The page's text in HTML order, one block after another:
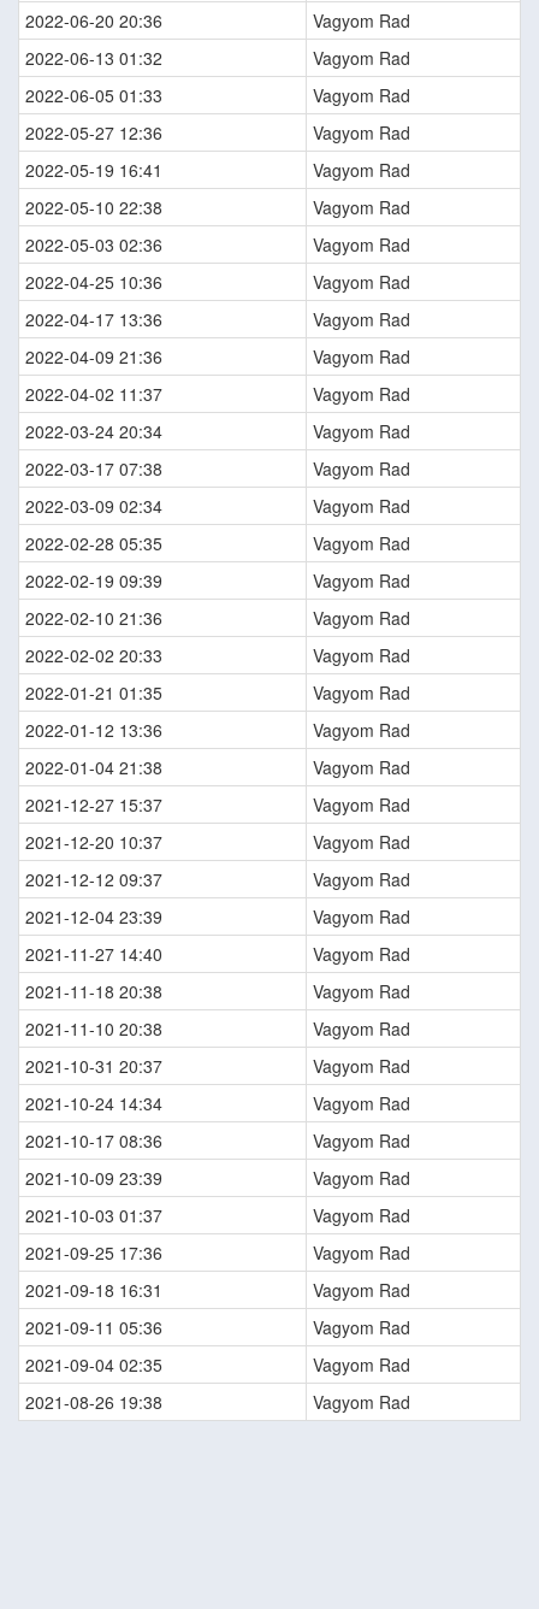
2022-06-20 20:36
Vagyom Rad
2022-06-13 01:32
Vagyom Rad
2022-06-05 01:33
Vagyom Rad
2022-05-27 12:36
Vagyom Rad
2022-05-19 16:41
Vagyom Rad
2022-05-10 22:38
Vagyom Rad
2022-05-03 02:36
Vagyom Rad
2022-04-25 10:36
Vagyom Rad
2022-04-17 13:36
Vagyom Rad
2022-04-09 21:36
Vagyom Rad
2022-04-02 11:37
Vagyom Rad
2022-03-24 20:34
Vagyom Rad
2022-03-17 07:38
Vagyom Rad
2022-03-09 02:34
Vagyom Rad
2022-02-28 05:35
Vagyom Rad
2022-02-19 09:39
Vagyom Rad
2022-02-10 21:36
Vagyom Rad
2022-02-02 20:33
Vagyom Rad
2022-01-21 01:35
Vagyom Rad
2022-01-12 13:36
Vagyom Rad
2022-01-04 21:38
Vagyom Rad
2021-12-27 15:37
Vagyom Rad
2021-12-20 10:37
Vagyom Rad
2021-12-12 09:37
Vagyom Rad
2021-12-04 23:39
Vagyom Rad
2021-11-27 14:40
Vagyom Rad
2021-11-18 20:38
Vagyom Rad
2021-11-10 20:38
Vagyom Rad
2021-10-31 20:37
Vagyom Rad
2021-10-24 14:34
Vagyom Rad
2021-10-17 08:36
Vagyom Rad
2021-10-09 23:39
Vagyom Rad
2021-10-03 01:37
Vagyom Rad
2021-09-25 17:36
Vagyom Rad
2021-09-18 16:31
Vagyom Rad
2021-09-11 05:36
Vagyom Rad
2021-09-04 02:35
Vagyom Rad
2021-08-26 19:38
Vagyom Rad